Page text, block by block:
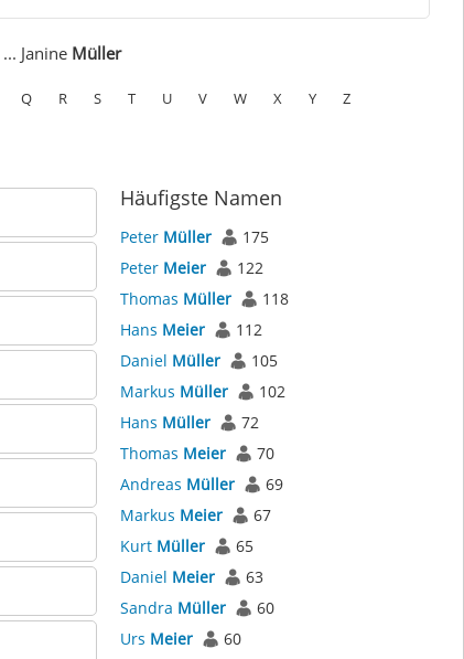
Janine Müller
Q R S T U V W X Y Z
Häufigste Namen
Peter Müller
175
Peter Meier
122
Thomas Müller
118
Hans Meier
112
Daniel Müller
105
Markus Müller
102
Hans Müller
72
Thomas Meier
70
Andreas Müller
69
Markus Meier
67
Kurt Müller
65
Daniel Meier
63
Sandra Müller
60
Urs Meier
60